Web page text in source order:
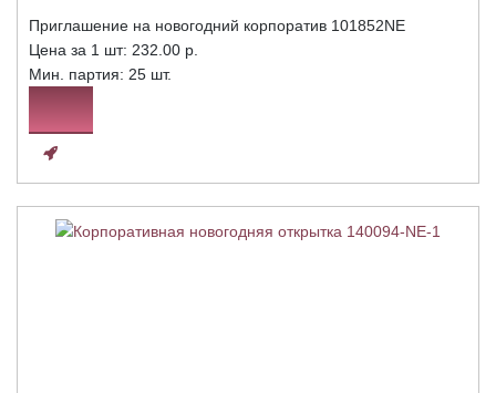
Приглашение на новогодний корпоратив 101852NE
Цена за 1 шт: 232.00 р.
Мин. партия: 25 шт.